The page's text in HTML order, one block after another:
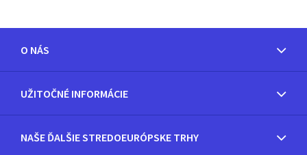
O NÁS
UŽITOČNÉ INFORMÁCIE
NAŠE ĎALŠIE STREDOEURÓPSKE TRHY